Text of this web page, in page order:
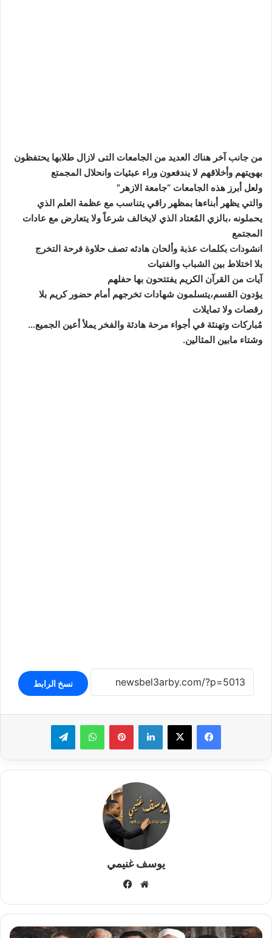
من جانب آخر هناك العديد من الجامعات التى لازال طلابها يحتفظون
بهويتهم وأخلاقهم لا يندفعون وراء عبثيات وانحلال المجمتع
ولعل أبرز هذه الجامعات “جامعة الازهر”
والتي يظهر أبناءها بمظهر راقي يتناسب مع عظمة العلم الذي
يحملونه ،بالزي المُعتاد الذي لايخالف شرعاً ولا يتعارض مع عادات
المجتمع
انشودات بكلمات عذبة وألحان هادئه تصف حلاوة فرحة التخرج
بلا اختلاط بين الشباب والفتيات
آيات من القرآن الكريم يفتتحون بها حفلهم
يؤدون القسم،يتسلمون شهادات تخرجهم أمام حضور كريم بلا
رقصات ولا تمايلات
مُباركات وتهنئة في أجواء مرحة هادئة والفخر يملأ أعين الجميع…
وشتاء مابين المثالين.
نسخ الرابط
لينكدإن بينتيريستواتساب تيلقرام
يوسف غنيمي
موقع
شاهد